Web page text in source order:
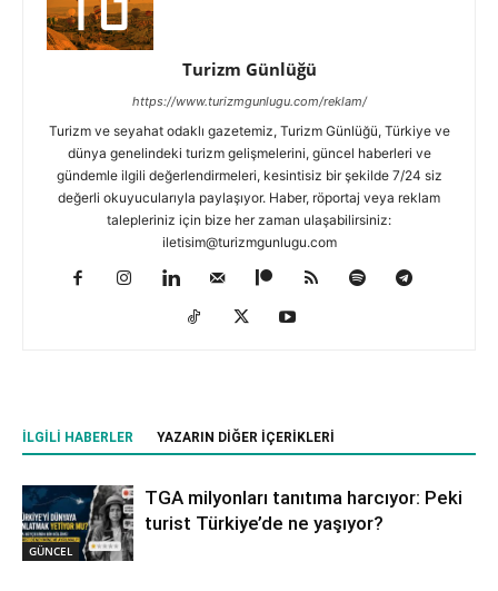
Turizm Günlüğü
https://www.turizmgunlugu.com/reklam/
Turizm ve seyahat odaklı gazetemiz, Turizm Günlüğü, Türkiye ve
dünya genelindeki turizm gelişmelerini, güncel haberleri ve
gündemle ilgili değerlendirmeleri, kesintisiz bir şekilde 7/24 siz
değerli okuyucularıyla paylaşıyor. Haber, röportaj veya reklam
talepleriniz için bize her zaman ulaşabilirsiniz:
iletisim@turizmgunlugu.com
İLGILI HABERLER YAZARIN DIĞER İÇERIKLERI
GÜNCEL
TGA milyonları tanıtıma harcıyor: Peki
turist Türkiye’de ne yaşıyor?